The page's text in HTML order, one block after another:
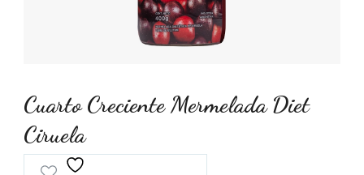
Cuarto Creciente Mermelada Diet
Ciruela